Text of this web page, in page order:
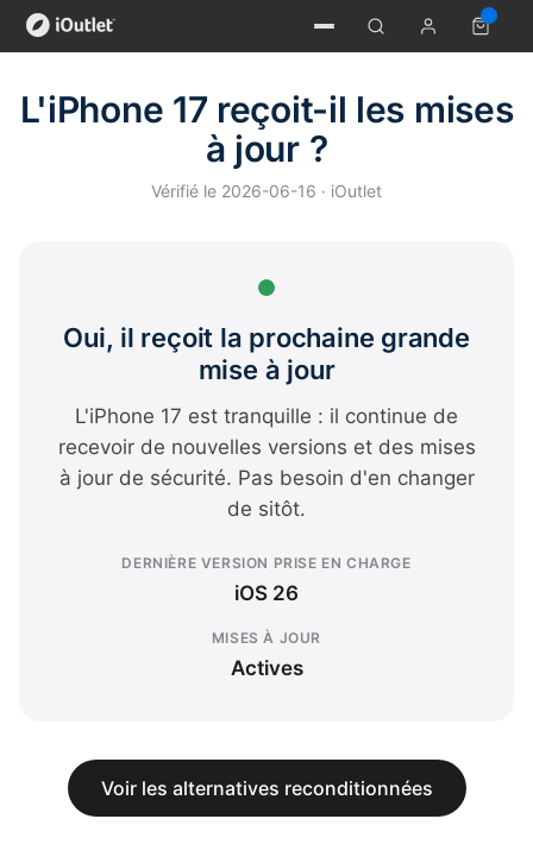
L'iPhone 17 reçoit-il les mises
à jour ?
Vérifié le 2026-06-16 · iOutlet
Oui, il reçoit la prochaine grande
mise à jour
L'iPhone 17 est tranquille : il continue de
recevoir de nouvelles versions et des mises
à jour de sécurité. Pas besoin d'en changer
de sitôt.
DERNIÈRE VERSION PRISE EN CHARGE
iOS 26
MISES À JOUR
Actives
Voir les alternatives reconditionnées